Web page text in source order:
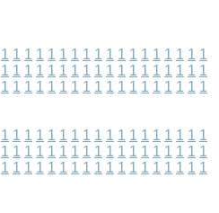
1 1 1 1 1 1 1 1 1 1 1 1 1 1 1 1 1 1
1 1 1 1 1 1 1 1 1 1 1 1 1 1 1 1 1 1
1 1 1 1 1 1 1 1 1 1 1 1 1 1 1 1 1 1
1 1 1 1 1 1 1 1 1 1 1 1 1 1 1 1 1 1
1 1 1 1 1 1 1 1 1 1 1 1 1 1 1 1 1 1
1 1 1 1 1 1 1 1 1 1 1 1 1 1 1 1 1 1